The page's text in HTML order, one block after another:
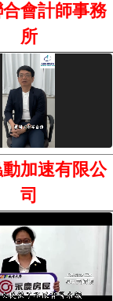
會計師事務
所
加速有限公
司